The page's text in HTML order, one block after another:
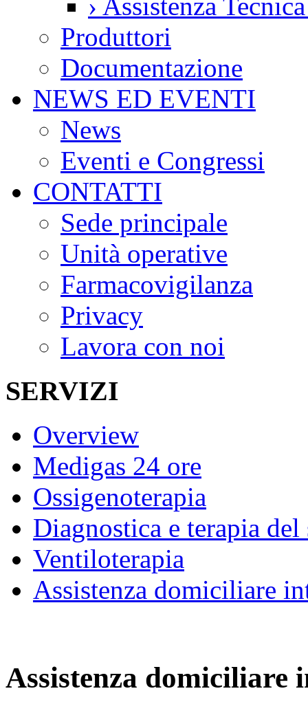
Produttori
Documentazione
NEWS ED EVENTI
News
Eventi e Congressi
CONTATTI
Sede principale
Unità operative
Farmacovigilanza
Privacy
Lavora con noi
SERVIZI
Overview
Medigas 24 ore
Ossigenoterapia
Diagnostica e terapia del
Ventiloterapia
Assistenza domiciliare
Assistenza domiciliare